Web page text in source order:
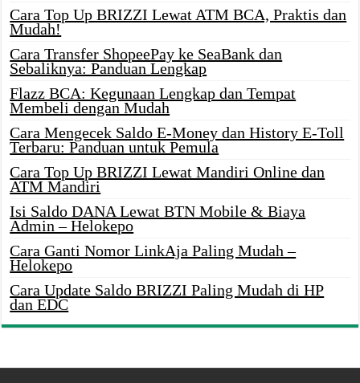
Cara Top Up BRIZZI Lewat ATM BCA, Praktis dan
Mudah!
Cara Transfer ShopeePay ke SeaBank dan
Sebaliknya: Panduan Lengkap
Flazz BCA: Kegunaan Lengkap dan Tempat
Membeli dengan Mudah
Cara Mengecek Saldo E-Money dan History E-Toll
Terbaru: Panduan untuk Pemula
Cara Top Up BRIZZI Lewat Mandiri Online dan
ATM Mandiri
Isi Saldo DANA Lewat BTN Mobile & Biaya
Admin – Helokepo
Cara Ganti Nomor LinkAja Paling Mudah –
Helokepo
Cara Update Saldo BRIZZI Paling Mudah di HP
dan EDC